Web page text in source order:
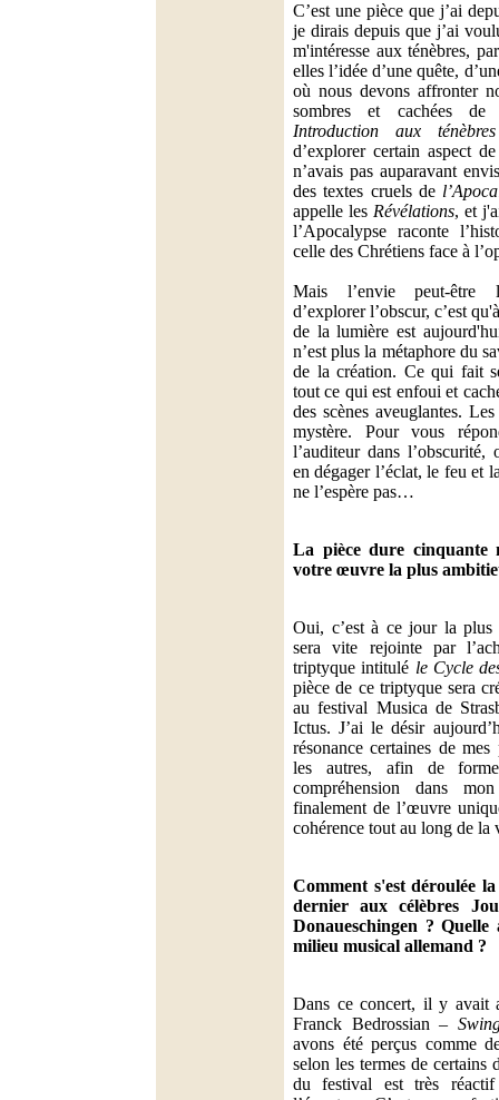
C’est une pièce que j’ai
je dirais depuis que j’ai
m'intéresse aux ténèbres,
elles l’idée d’une quête,
où nous devons affronter
sombres et cachées de
Introduction aux ténèbres
d’explorer certain aspect
n’avais pas auparavant
des textes cruels de
appelle les Révélations, et
l’Apocalypse raconte
celle des Chrétiens face à
Mais l’envie peut-être
d’explorer l’obscur, c’est
de la lumière est
n’est plus la métaphore du
de la création. Ce qui fait
tout ce qui est enfoui et
des scènes aveuglantes.
mystère. Pour vous
l’auditeur dans
en dégager l’éclat, le feu et
ne l’espère pas…
La pièce dure cinquante
votre œuvre la plus
Oui, c’est à ce jour la plus
sera vite rejointe par
triptyque intitulé le Cycle
pièce de ce triptyque sera
au festival Musica de
Ictus. J’ai le désir
résonance certaines de
les autres, afin de
compréhension dans
finalement de l’œuvre
cohérence tout au long de la
Comment s'est déroulée
dernier aux célèbres
Donaueschingen ?
milieu musical allemand ?
Dans ce concert, il y avait
Franck Bedrossian –
avons été perçus comme
selon les termes de certains
du festival est très réactif